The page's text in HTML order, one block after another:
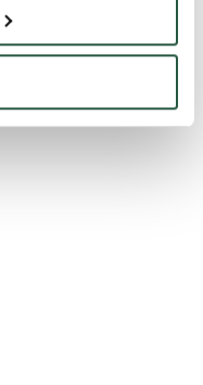
Produktinformationen,